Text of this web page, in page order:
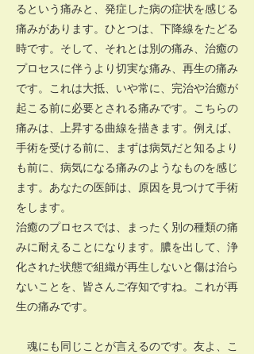
るという痛みと、発症した病の症状を感じる
痛みがあります。ひとつは、下降線をたどる
時です。そして、それとは別の痛み、治癒の
プロセスに伴うより切実な痛み、再生の痛み
です。これは大抵、いや常に、完治や治癒が
起こる前に必要とされる痛みです。こちらの
痛みは、上昇する曲線を描きます。例えば、
手術を受ける前に、まずは病気だと知るより
も前に、病気になる痛みのようなものを感じ
ます。あなたの医師は、原因を見つけて手術
をします。
治癒のプロセスでは、まったく別の種類の痛
みに耐えることになります。膿を出して、浄
化された状態で組織が再生しないと傷は治ら
ないことを、皆さんご存知ですね。これが再
生の痛みです。
魂にも同じことが言えるのです。友よ、こ